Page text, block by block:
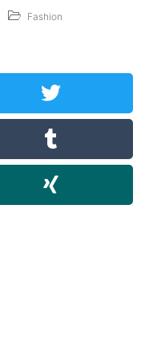
Kembali”
Fashion